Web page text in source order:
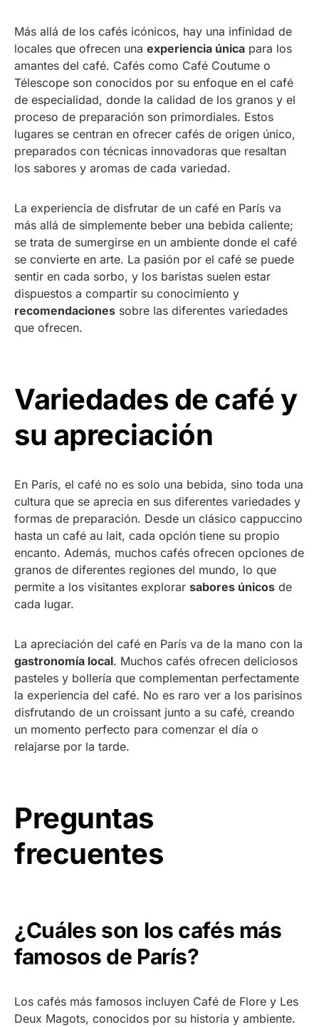
Más allá de los cafés icónicos, hay una infinidad de
locales que ofrecen una experiencia única para los
amantes del café. Cafés como Café Coutume o
Télescope son conocidos por su enfoque en el café
de especialidad, donde la calidad de los granos y el
proceso de preparación son primordiales. Estos
lugares se centran en ofrecer cafés de origen único,
preparados con técnicas innovadoras que resaltan
los sabores y aromas de cada variedad.
La experiencia de disfrutar de un café en París va
más allá de simplemente beber una bebida caliente;
se trata de sumergirse en un ambiente donde el café
se convierte en arte. La pasión por el café se puede
sentir en cada sorbo, y los baristas suelen estar
dispuestos a compartir su conocimiento y
recomendaciones sobre las diferentes variedades
que ofrecen.
Variedades de café y
su apreciación
En París, el café no es solo una bebida, sino toda una
cultura que se aprecia en sus diferentes variedades y
formas de preparación. Desde un clásico cappuccino
hasta un café au lait, cada opción tiene su propio
encanto. Además, muchos cafés ofrecen opciones de
granos de diferentes regiones del mundo, lo que
permite a los visitantes explorar sabores únicos de
cada lugar.
La apreciación del café en París va de la mano con la
gastronomía local. Muchos cafés ofrecen deliciosos
pasteles y bollería que complementan perfectamente
la experiencia del café. No es raro ver a los parisinos
disfrutando de un croissant junto a su café, creando
un momento perfecto para comenzar el día o
relajarse por la tarde.
Preguntas
frecuentes
¿Cuáles son los cafés más
famosos de París?
Los cafés más famosos incluyen Café de Flore y Les
Deux Magots, conocidos por su historia y ambiente.